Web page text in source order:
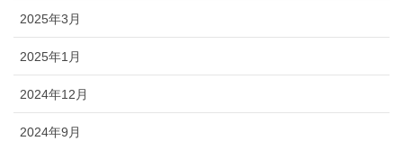
2025年3月
2025年1月
2024年12月
2024年9月